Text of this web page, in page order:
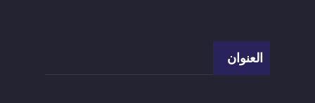
العنوان